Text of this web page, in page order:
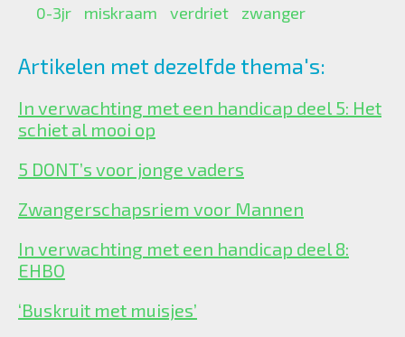
0-3jr
miskraam verdriet zwanger
Artikelen met dezelfde thema's:
In verwachting met een handicap deel 5: Het
schiet al mooi op
5 DONT’s voor jonge vaders
Zwangerschapsriem voor Mannen
In verwachting met een handicap deel 8:
EHBO
‘Buskruit met muisjes’